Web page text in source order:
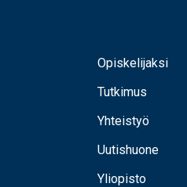
Opiskelijaksi
Tutkimus
Yhteistyö
Uutishuone
Yliopisto